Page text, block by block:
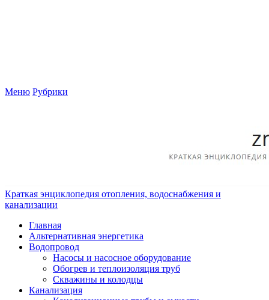
Меню Рубрики
Краткая энциклопедия отопления, водоснабжения и
канализации
Главная
Альтернативная энергетика
Водопровод
Насосы и насосное оборудование
Обогрев и теплоизоляция труб
Скважины и колодцы
Канализация